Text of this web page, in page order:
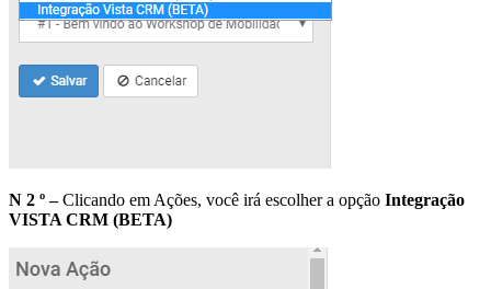
N 2 º –Clicando em Ações, você irá escolher a opção Integração
VISTA CRM (BETA)